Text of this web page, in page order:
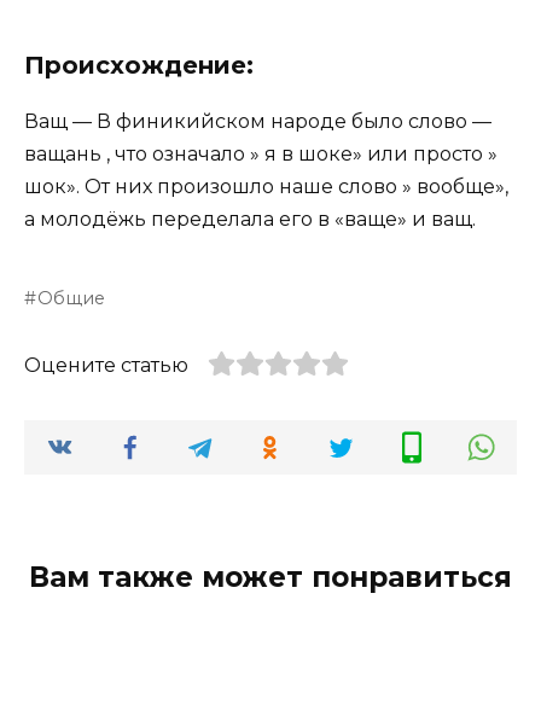
Происхождение:
Ващ — В финикийском народе было слово —
ващань , что означало » я в шоке» или просто »
шок». От них произошло наше слово » вообще»,
а молодёжь переделала его в «ваще» и ващ.
Общие
Оцените статью
Вам также может понравиться